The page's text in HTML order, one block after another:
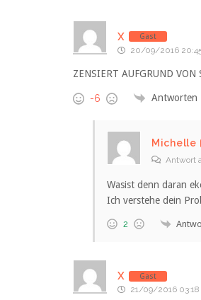
X Gast
20/09/2016
ZENSIERT AUFGRUND
-6 Antworten
Michelle
Antwort
Wasist denn daran
Ich verstehe dein
2
X Gast
21/09/2016 03:18